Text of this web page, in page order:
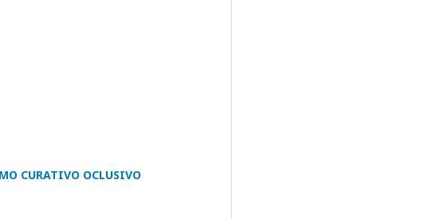
CURATIVO OCLUSIVO